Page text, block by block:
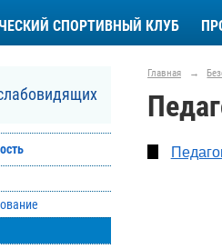
СПОРТИВНЫЙ КЛУБ
Главная →